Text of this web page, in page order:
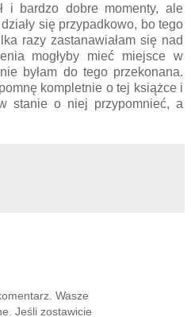
i bardzo dobre momenty, ale
się przypadkowo, bo tego
razy zastanawiałam się nad
mogłyby mieć miejsce w
byłam do tego przekonana.
kompletnie o tej książce i
stanie o niej przypomnieć, a
Wasze
Jeśli zostawicie